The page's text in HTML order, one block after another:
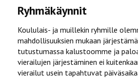
Ryhmäkäynnit
Koululais- ja muillekin ryhmille
mahdollisuuksien mukaan
tutustumassa kalustoomme ja
vierailujen järjestäminen ei
vierailut usein tapahtuvat